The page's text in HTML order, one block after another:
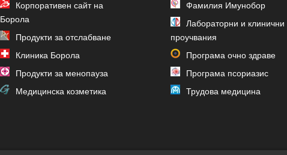
Корпоративен сайт на
Борола
Продукти за отслабване
Клиника Борола
Продукти за менопауза
Медицинска козметика
Фамилия Имунобор
Лабораторни и клинични
проучвания
Програма очно здраве
Програма псориазис
Трудова медицина